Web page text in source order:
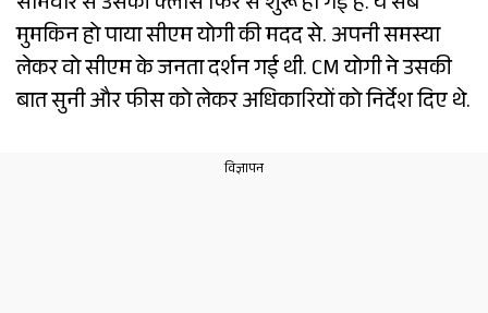
मुमकिन हो पाया सीएम योगी की मदद से. अपनी समस्या
लेकर वो सीएम के जनता दर्शन गई थी. CM योगी ने उसकी
बात सुनी और फीस को लेकर अधिकारियों को निर्देश दिए थे.